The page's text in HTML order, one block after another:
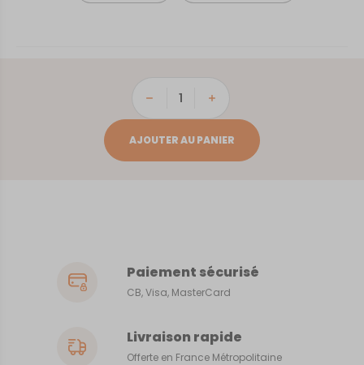
quantité
la
AJOUTER AU PANIER
Paiement sécurisé
CB, Visa, MasterCard
Livraison rapide
Offerte en France Métropolitaine